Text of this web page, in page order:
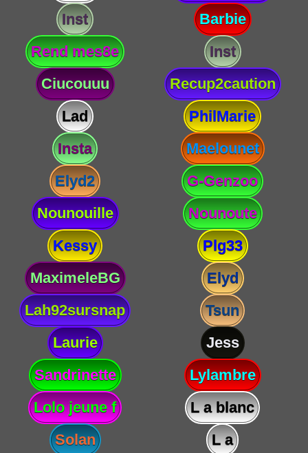
Inst
Barbie
Rend mes8e
Inst
Ciucouuu
Recup2caution
Lad
PhilMarie
Insta
Maelounet
Elyd2
G-Genzoo
Nounouille
Nounoute
Kessy
Plg33
MaximeleBG
Elyd
Lah92sursnap
Tsun
Laurie
Jess
Sandrinette
Lylambre
Lolo jeune f
L a blanc
Solan
L a